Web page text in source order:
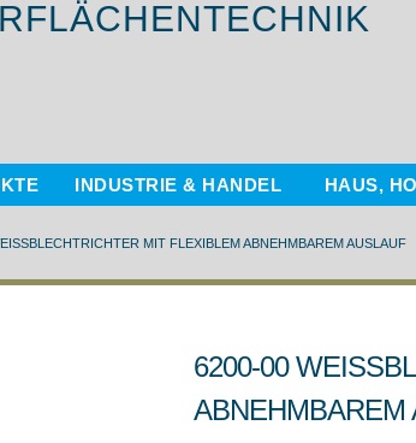
INDUSTRIE & HANDEL HAUS,
MIT FLEXIBLEM ABNEHMBAREM AUSLAUF
6200-00
BNEHMBAREM